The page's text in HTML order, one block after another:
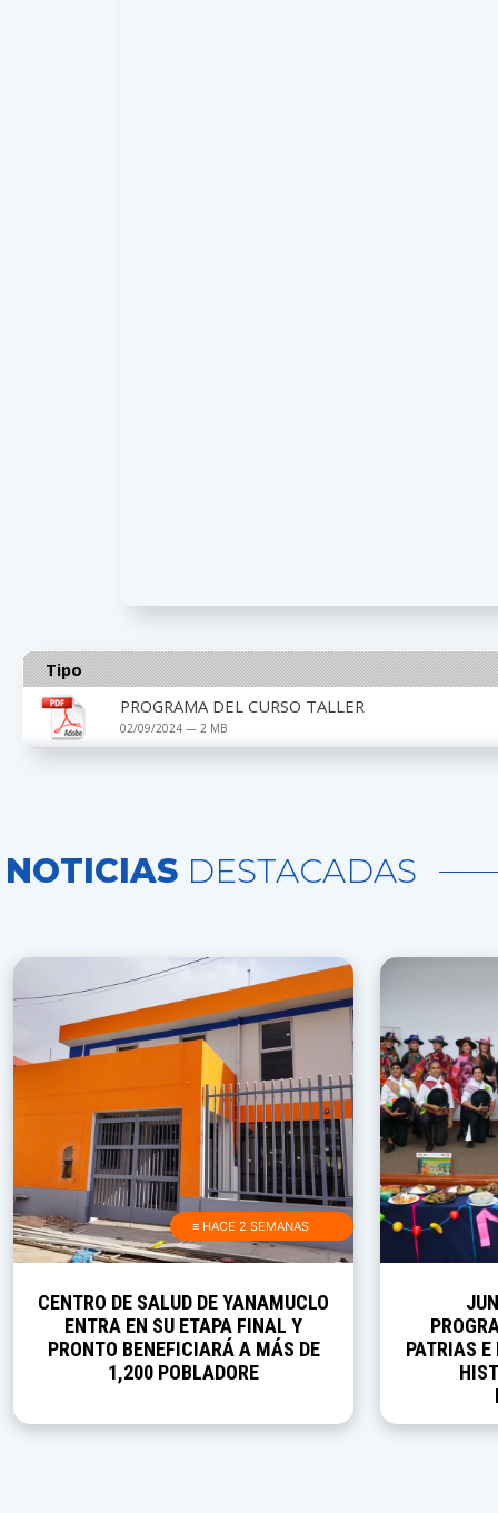
Tipo
PROGRAMA DEL CURSO TALLER
02/09/2024 — 2 MB
NOTICIAS DESTACADAS
≡ HACE 2 SEMANAS
CENTRO DE SALUD DE YANAMUCLO
ENTRA EN SU ETAPA FINAL Y
PRONTO BENEFICIARÁ A MÁS DE
1,200 POBLADORE
PATRIAS